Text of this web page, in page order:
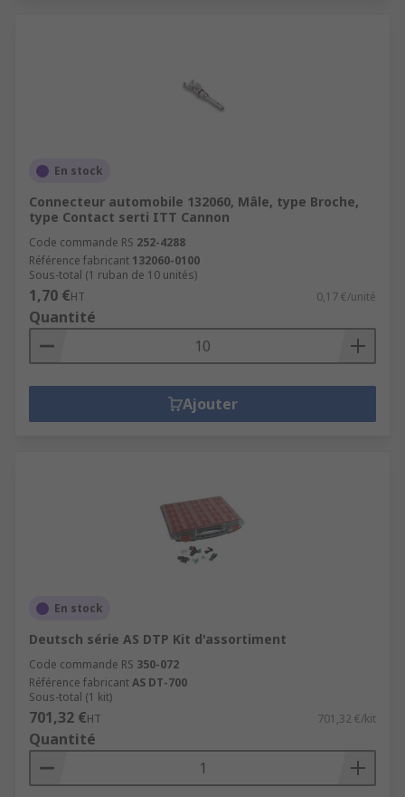
En stock
Connecteur automobile 132060, Mâle, type Broche,
type Contact serti ITT Cannon
Code commande RS 252-4288
Référence fabricant 132060-0100
Sous-total (1 ruban de 10 unités)
1,70 €HT 0,17 €/unité
Quantité
Ajouter
En stock
Deutsch série AS DTP Kit d'assortiment
Code commande RS 350-072
Référence fabricantAS DT-700
Sous-total (1 kit)
701,32 €HT 701,32 €/kit
Quantité